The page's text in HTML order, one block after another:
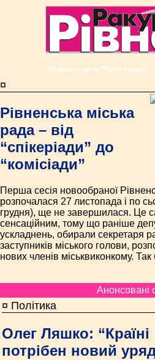
Обласна газета "Рівне-Ракурс"
¤
Рівненська міська
рада – від
“спікеріади” до
“комісіади”
Перша сесія новообраної
розпочалася 27 листопада і по
грудня), ще не завершилася. Це
сенсаційним, тому що раніше
ускладнень, обирали секретаря
заступників міського голови,
нових членів міськвиконкому.
Анонсовані
¤ Політика
Олег Ляшко: “Країні
потрібен новий